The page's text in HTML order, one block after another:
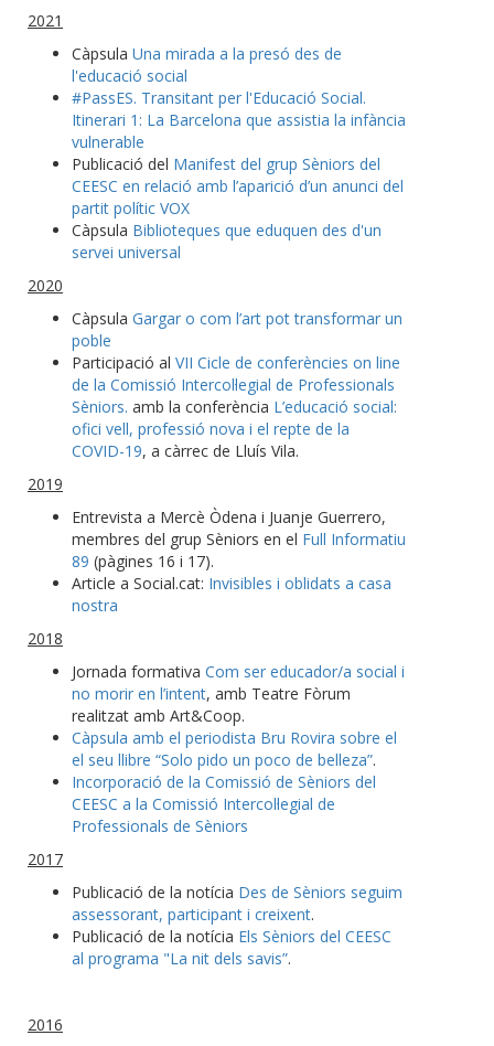
2021
Càpsula Una mirada a la presó des de
l'educació social
#PassES. Transitant per l'Educació Social.
Itinerari 1: La Barcelona que assistia la infància
vulnerable
Publicació del Manifest del grup Sèniors del
CEESC en relació amb l’aparició d’un anunci del
partit polític VOX
Càpsula Biblioteques que eduquen des d'un
servei universal
2020
Càpsula Gargar o com l’art pot transformar un
poble
Participació al VII Cicle de conferències on line
de la Comissió Intercol·legial de Professionals
Sèniors. amb la conferència L’educació social:
ofici vell, professió nova i el repte de la
COVID-19, a càrrec de Lluís Vila.
2019
Entrevista a Mercè Òdena i Juanje Guerrero,
membres del grup Sèniors en el Full Informatiu
89 (pàgines 16 i 17).
Article a Social.cat: Invisibles i oblidats a casa
nostra
2018
Jornada formativa Com ser educador/a social i
no morir en l’intent, amb Teatre Fòrum
realitzat amb Art&Coop.
Càpsula amb el periodista Bru Rovira sobre el
el seu llibre “Solo pido un poco de belleza”.
Incorporació de la Comissió de Sèniors del
CEESC a la Comissió Intercol·legial de
Professionals de Sèniors
2017
Publicació de la notícia Des de Sèniors seguim
assessorant, participant i creixent.
Publicació de la notícia Els Sèniors del CEESC
al programa "La nit dels savis”.
2016